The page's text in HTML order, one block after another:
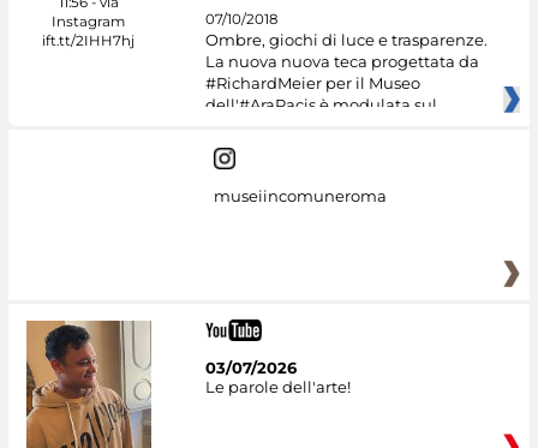
07/10/2018
Ombre, giochi di luce e trasparenze.
La nuova nuova teca progettata da
#RichardMeier per il Museo
dell'#AraPacis è modulata sul
museiincomuneroma
03/07/2026
Le parole dell'arte!